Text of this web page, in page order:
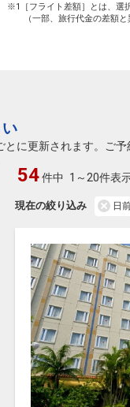
※1［フライト差額］とは、選
（一部、旅行代金の差額
に更新されます。ご
現在の絞り込み 日
54件中 1～20件表